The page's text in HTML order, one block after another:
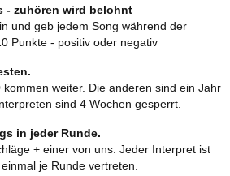
- zuhören wird belohnt
und geb jedem Song während der
Punkte - positiv oder negativ
kommen weiter. Die anderen sind ein Jahr
sind 4 Wochen gesperrt.
in jeder Runde.
+ einer von uns. Jeder Interpret ist
je Runde vertreten.